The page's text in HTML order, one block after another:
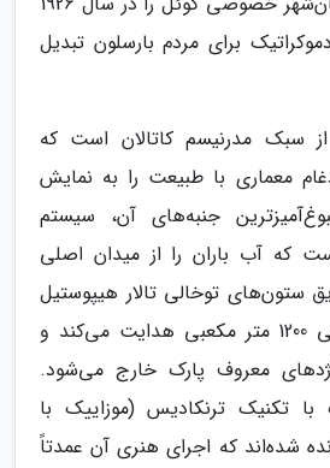
برای مردم بارسلون تبدیل
سبک مدرنیسم کاتالان است که
معماری با طبیعت را به نمایش
جنبه‌های آن، سیستم
که آب باران را از میدان اصلی
ستون‌های توخالی تالار هیپوستیل
به یک مخزن زیرزمینی 1200 متر مکعبی هدایت می‌کند و
معروف پارک خارج می‌شود.
تکنیک ترنکادیس (موزاییک با
شده‌اند که اجرای هنری آن عمدتاً